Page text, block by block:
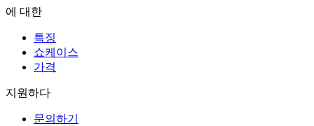
에 대한
특징
쇼케이스
가격
지원하다
문의하기